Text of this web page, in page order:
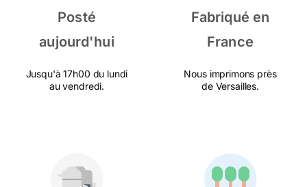
Posté
aujourd'hui
Jusqu'à 17h00 du lundi
au vendredi.
Fabriqué en
France
Nous imprimons près
de Versailles.